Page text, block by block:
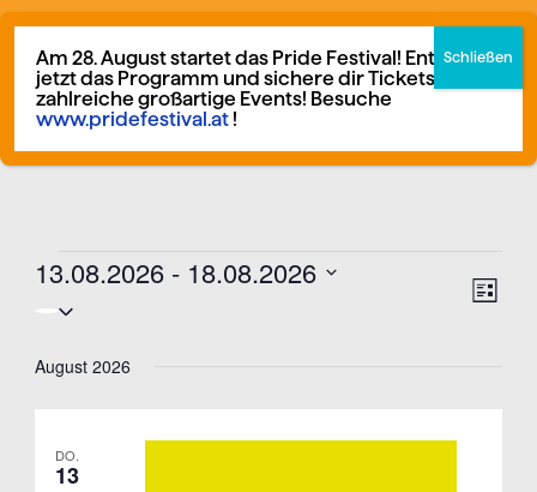
Zum
Inhalt
springen
Mitglied werden
Veranstaltungen
Liste
13.08.2026 - 18.08.2026
Datum
August 2026
DO.
13
Am 28. August startet das Pride Festival! Entdecke
jetzt das Programm und sichere dir Tickets für
zahlreiche großartige Events! Besuche
www.pridefestival.at !